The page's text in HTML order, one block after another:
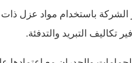
الشركة باستخدام مواد عزل
التبريد والتدفئة.